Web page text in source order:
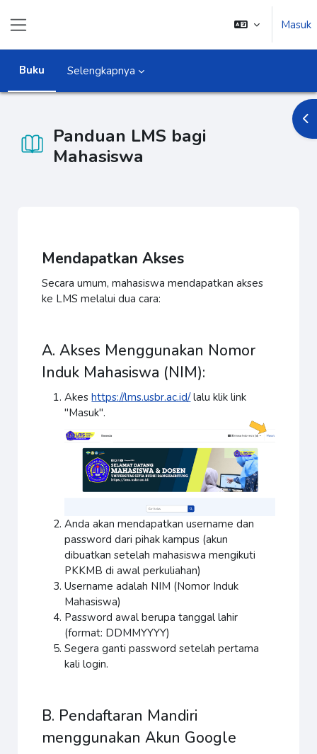
Masuk
Buku Selengkapnya
Panduan LMS bagi
Mahasiswa
Mendapatkan Akses
Secara umum, mahasiswa mendapatkan akses
ke LMS melalui dua cara:
A. Akses Menggunakan Nomor
Induk Mahasiswa (NIM):
Akeshttps://lms.usbr.ac.id/lalu klik link
"Masuk".
Anda akan mendapatkan username dan
password dari pihak kampus (akun
dibuatkan setelah mahasiswa mengikuti
PKKMB di awal perkuliahan)
Username adalah NIM (Nomor Induk
Mahasiswa)
Password awal berupa tanggal lahir
(format: DDMMYYYY)
Segera ganti password setelah pertama
kali login.
B. Pendaftaran Mandiri
menggunakan Akun Google